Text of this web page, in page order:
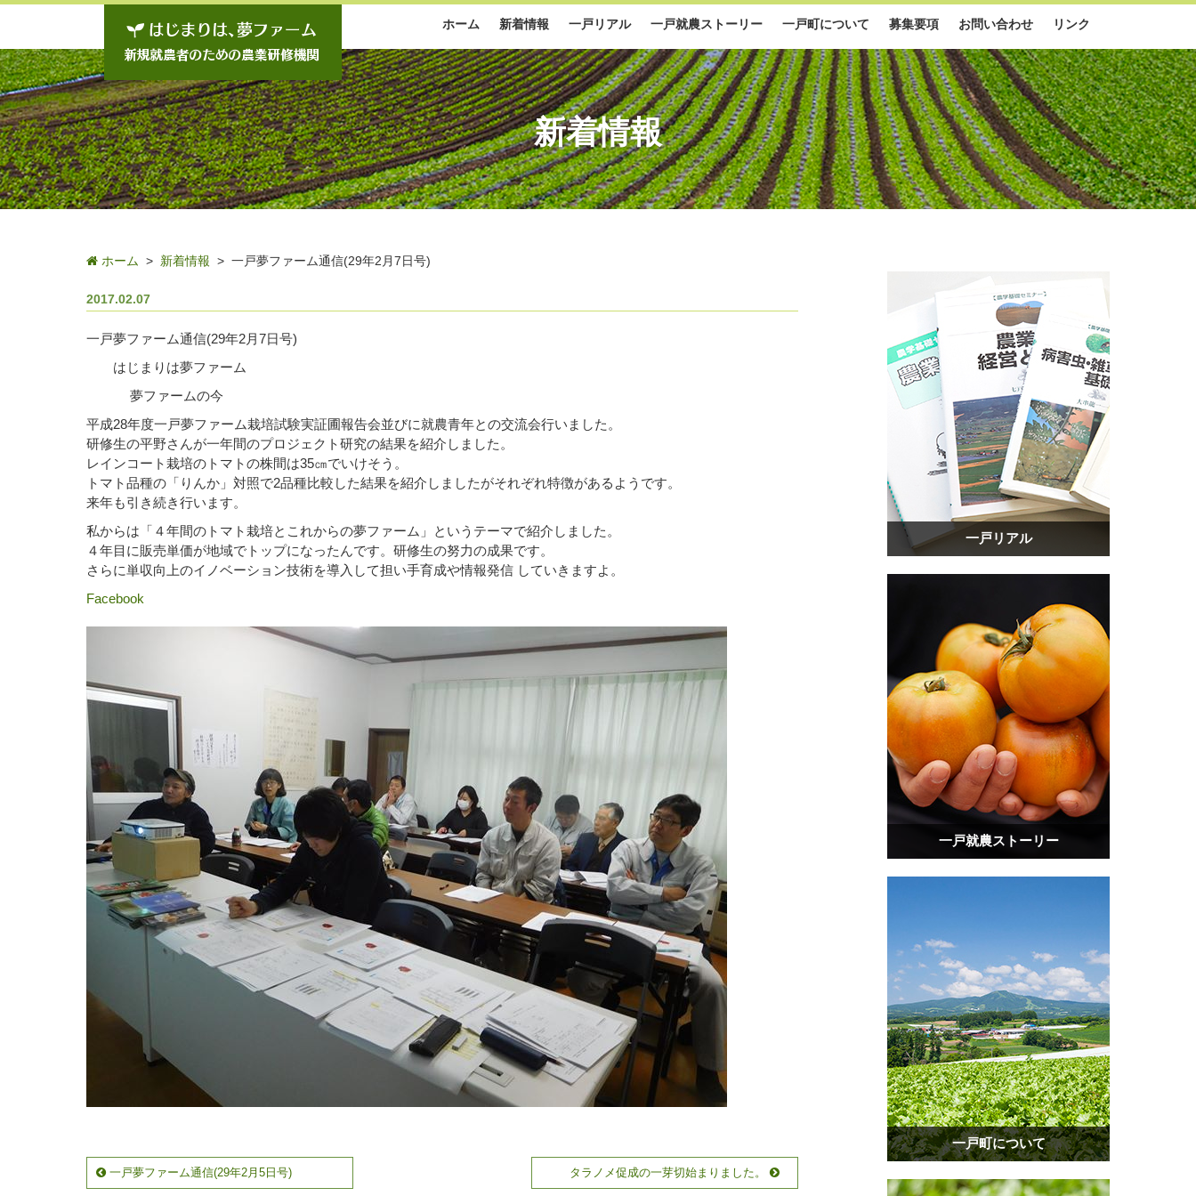
ホーム 新着情報 一戸リアル 一戸就農ストーリー 一戸町について 募集要項 お問い合わせ リンク
新着情報
ホーム > 新着情報 > 一戸夢ファーム通信(29年2月7日号)
2017.02.07
一戸夢ファーム通信(29年2月7日号)
はじまりは夢ファーム
夢ファームの今
平成28年度一戸夢ファーム栽培試験実証圃報告会並びに就農青年との交流会行いました。
研修生の平野さんが一年間のプロジェクト研究の結果を紹介しました。
レインコート栽培のトマトの株間は35㎝でいけそう。
トマト品種の「りんか」対照で2品種比較した結果を紹介しましたがそれぞれ特徴があるようです。
来年も引き続き行います。
私からは「４年間のトマト栽培とこれからの夢ファーム」というテーマで紹介しました。
４年目に販売単価が地域でトップになったんです。研修生の努力の成果です。
さらに単収向上のイノベーション技術を導入して担い手育成や情報発信 していきますよ。
Facebook
一戸夢ファーム通信(29年2月5日号) タラノメ促成の一芽切始まりました。
一戸リアル
一戸就農ストーリー
一戸町について